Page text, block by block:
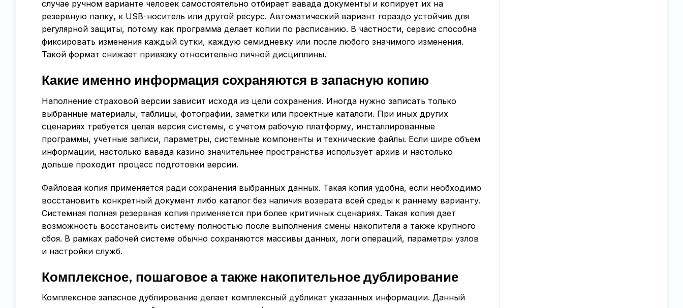
случае ручном варианте человек самостоятельно отбирает вавада документы и копирует их на
резервную папку, к USB-носитель или другой ресурс. Автоматический вариант гораздо устойчив для
регулярной защиты, потому как программа делает копии по расписанию. В частности, сервис способна
фиксировать изменения каждый сутки, каждую семидневку или после любого значимого изменения.
Такой формат снижает привязку относительно личной дисциплины.
Какие именно информация сохраняются в запасную копию
Наполнение страховой версии зависит исходя из цели сохранения. Иногда нужно записать только
выбранные материалы, таблицы, фотографии, заметки или проектные каталоги. При иных других
сценариях требуется целая версия системы, с учетом рабочую платформу, инсталлированные
программы, учетные записи, параметры, системные компоненты и технические файлы. Если шире объем
информации, настолько вавада казино значительнее пространства использует архив и настолько
дольше проходит процесс подготовки версии.
Файловая копия применяется ради сохранения выбранных данных. Такая копия удобна, если необходимо
восстановить конкретный документ либо каталог без наличия возврата всей среды к раннему варианту.
Системная полная резервная копия применяется при более критичных сценариях. Такая копия дает
возможность восстановить систему полностью после выполнения смены накопителя а также крупного
сбоя. В рамках рабочей системе обычно сохраняются массивы данных, логи операций, параметры узлов
и настройки служб.
Комплексное, пошаговое а также накопительное дублирование
Комплексное запасное дублирование делает комплексный дубликат указанных информации. Данный